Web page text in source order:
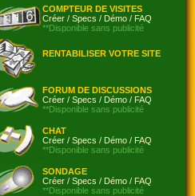
COMPTEUR DE VISITES
Créer / Specs / Démo / FAQ
**Disponible sans publicité
RENTABILISER VOTRE SITE
FORUM DE DISCUSSIONS
Créer / Specs / Démo / FAQ
**Disponible sans publicité
CHAT
Créer / Specs / Démo / FAQ
**Disponible sans publicité
SONDAGE
Créer / Specs / Démo / FAQ
**Disponible sans publicité